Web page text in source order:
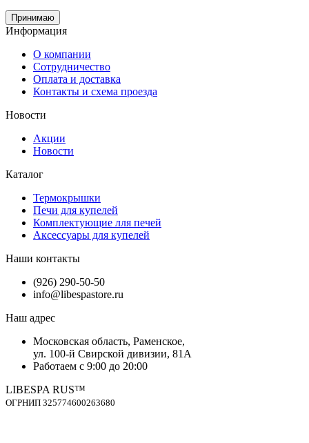
Принимаю
Информация
О компании
Сотрудничество
Оплата и доставка
Контакты и схема проезда
Новости
Акции
Новости
Каталог
Термокрышки
Печи для купелей
Комплектующие лля печей
Аксессуары для купелей
Наши контакты
(926) 290-50-50
info@libespastore.ru
Наш адрес
Mосковская область, Раменское,
ул. 100-й Свирской дивизии, 81А
Работаем с 9:00 до 20:00
LIBESPA RUS™
OГPНИП 325774600263680